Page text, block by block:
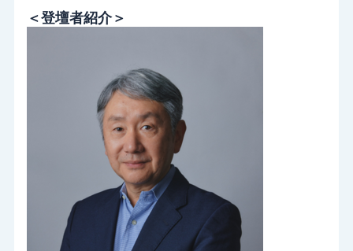
＜登壇者紹介＞